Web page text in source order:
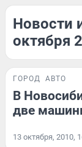
Новости
октября
ГОРОД АВТО
В
две
13 октября, 2010,